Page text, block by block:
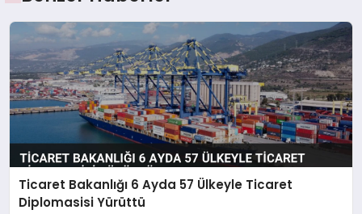
Ticaret Bakanlığı 6 Ayda 57 Ülkeyle Ticaret
Diplomasisi Yürüttü